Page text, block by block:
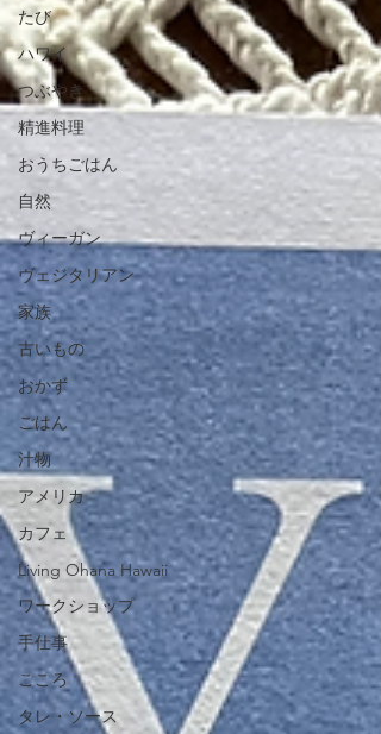
たび
ハワイ
つぶやき
精進料理
おうちごはん
自然
ヴィーガン
ヴェジタリアン
家族
古いもの
おかず
ごはん
汁物
アメリカ
カフェ
Living Ohana Hawaii
ワークショップ
手仕事
こころ
タレ・ソース